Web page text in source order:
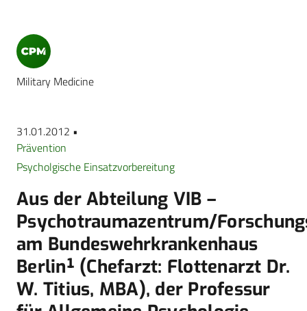
Military Medicine
31.01.2012 •
Prävention
Psycholgische Einsatzvorbereitung
Aus der Abteilung VIB –
Psychotraumazentrum/
am Bundeswehrkrankenhaus
Berlin¹ (Chefarzt: Flottenarzt Dr.
W. Titius, MBA), der Professur